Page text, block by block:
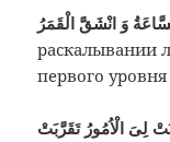
وَ انْشَقَّ الْقَمَرُ
раскалывании
первого